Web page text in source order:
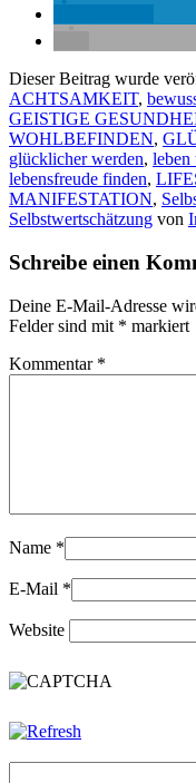
Dieser Beitrag wurde
ACHTSAMKEIT,
GEISTIGE
WOHLBEFINDEN,
glücklicher werden, leben
lebensfreude finden,
MANIFESTATION,
Selbstwertschätzung von
Schreibe einen
Deine E-Mail-Adresse
Felder sind mit * markiert
Kommentar *
Name *
E-Mail *
Website